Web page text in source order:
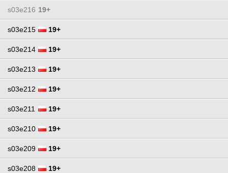
s03e216 19+
s03e215 19+
s03e214 19+
s03e213 19+
s03e212 19+
s03e211 19+
s03e210 19+
s03e209 19+
s03e208 19+